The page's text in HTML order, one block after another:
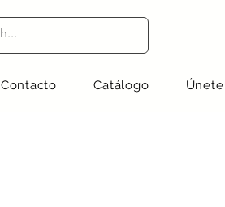
Contacto Catálogo